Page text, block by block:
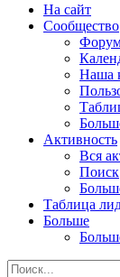
На сайт
Сообщество
Наша
Активность
Вся
Поиск
Таблица
Больше